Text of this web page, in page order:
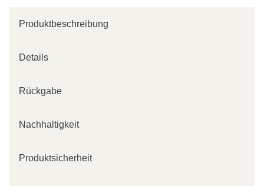
Produktbeschreibung
Details
Rückgabe
Nachhaltigkeit
Produktsicherheit